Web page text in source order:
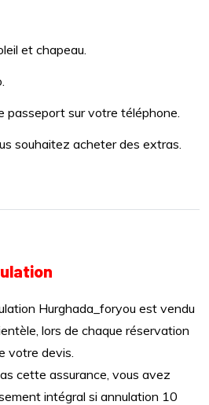
et chapeau.
passeport sur votre téléphone.
souhaitez acheter des extras.
Hurghada_foryou est vendu
lors de chaque réservation
votre devis.
cette assurance, vous avez
intégral si annulation 10